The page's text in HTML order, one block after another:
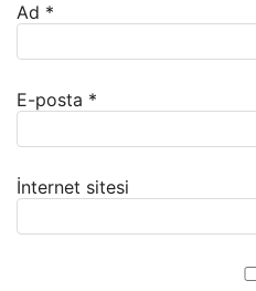
Ad *
E-posta *
İnternet sitesi